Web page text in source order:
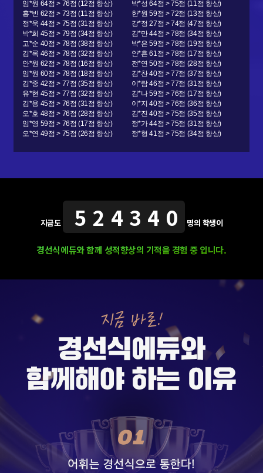
지금도 524340 명의 학생이
경선식에듀와 함께 성적향상의 기적을 경험 중 입니다.